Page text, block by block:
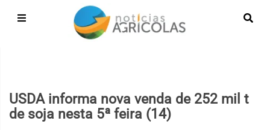
USDA informa nova venda de 252 mil t
de soja nesta 5ª feira (14)